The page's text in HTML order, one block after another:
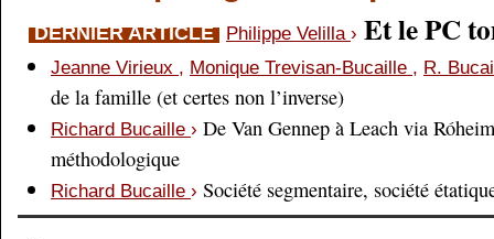
DERNIER ARTICLE Philippe Velilla › Et le PC
Jeanne Virieux , Monique Trevisan-Bucaille , R.
de la famille (et certes non l’inverse)
Richard Bucaille › De Van Gennep à Leach via
méthodologique
Richard Bucaille › Société segmentaire, société